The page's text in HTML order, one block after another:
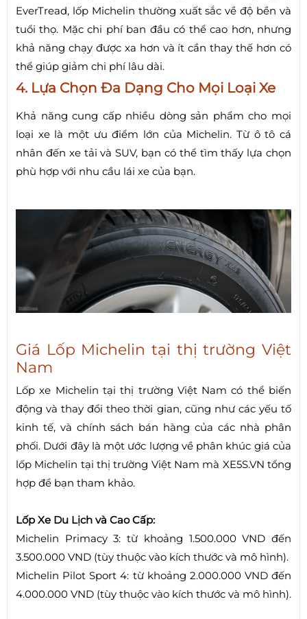
EverTread, lốp Michelin thường xuất sắc về độ bền và
tuổi thọ. Mặc chi phí ban đầu có thể cao hơn, nhưng
khả năng chạy được xa hơn và ít cần thay thế hơn có
thể giúp giảm chi phí lâu dài.
4. Lựa Chọn Đa Dạng Cho Mọi Loại Xe
Khả năng cung cấp nhiều dòng sản phẩm cho mọi
loại xe là một ưu điểm lớn của Michelin. Từ ô tô cá
nhân đến xe tải và SUV, bạn có thể tìm thấy lựa chọn
phù hợp với nhu cầu lái xe của bạn.
Giá Lốp Michelin tại thị trường Việt
Nam
Lốp xe Michelin tại thị trường Việt Nam có thể biến
động và thay đổi theo thời gian, cũng như các yếu tố
kinh tế, và chính sách bán hàng của các nhà phân
phối. Dưới đây là một ước lượng về phân khúc giá của
lốp Michelin tại thị trường Việt Nam mà XE5S.VN tổng
hợp để bạn tham khảo.
Lốp Xe Du Lịch và Cao Cấp:
Michelin Primacy 3: từ khoảng 1.500.000 VND đến
3.500.000 VND (tùy thuộc vào kích thước và mô hình).
Michelin Pilot Sport 4: từ khoảng 2.000.000 VND đến
4.000.000 VND (tùy thuộc vào kích thước và mô hình).